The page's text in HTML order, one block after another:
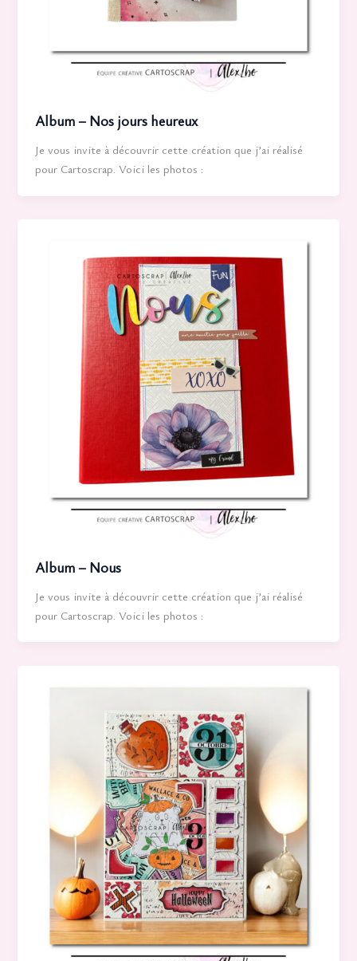
Album – Nos jours heureux
Je vous invite à découvrir cette création que j’ai réalisé
pour Cartoscrap. Voici les photos :
Album – Nous
Je vous invite à découvrir cette création que j’ai réalisé
pour Cartoscrap. Voici les photos :